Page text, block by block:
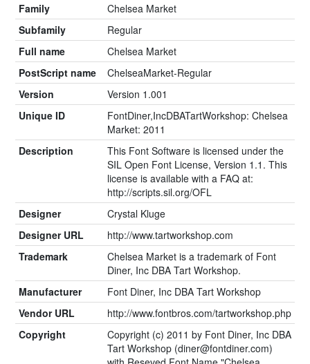
Family
Chelsea Market
Subfamily
Regular
Full name
Chelsea Market
PostScript name
ChelseaMarket-Regular
Version
Version 1.001
Unique ID
FontDiner,IncDBATartWorkshop: Chelsea
Market: 2011
Description
This Font Software is licensed under the
SIL Open Font License, Version 1.1. This
license is available with a FAQ at:
http://scripts.sil.org/OFL
Designer
Crystal Kluge
Designer URL
http://www.tartworkshop.com
Trademark
Chelsea Market is a trademark of Font
Diner, Inc DBA Tart Workshop.
Manufacturer
Font Diner, Inc DBA Tart Workshop
Vendor URL
http://www.fontbros.com/tartworkshop.php
Copyright
Copyright (c) 2011 by Font Diner, Inc DBA
Tart Workshop (diner@fontdiner.com)